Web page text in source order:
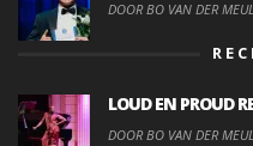
DOOR BO VAN DER
LOUD EN PROUD
DOOR BO VAN DER